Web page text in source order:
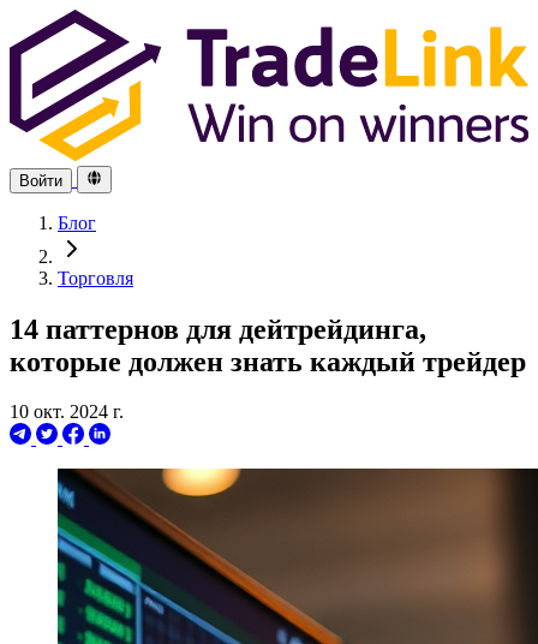
Войти
Блог
Торговля
14 паттернов для дейтрейдинга,
которые должен знать каждый трейдер
10 окт. 2024 г.